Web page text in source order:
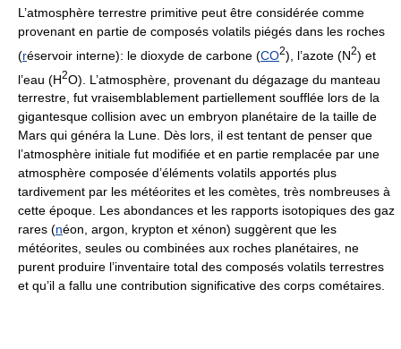
L’atmosphère terrestre primitive peut être considérée comme
provenant en partie de composés volatils piégés dans les roches
(réservoir interne): le dioxyde de carbone (CO2), l’azote (N2) et
l’eau (H2O). L’atmosphère, provenant du dégazage du manteau
terrestre, fut vraisemblablement partiellement soufflée lors de la
gigantesque collision avec un embryon planétaire de la taille de
Mars qui généra la Lune. Dès lors, il est tentant de penser que
l’atmosphère initiale fut modifiée et en partie remplacée par une
atmosphère composée d’éléments volatils apportés plus
tardivement par les météorites et les comètes, très nombreuses à
cette époque. Les abondances et les rapports isotopiques des gaz
rares (néon, argon, krypton et xénon) suggèrent que les
météorites, seules ou combinées aux roches planétaires, ne
purent produire l’inventaire total des composés volatils terrestres
et qu’il a fallu une contribution significative des corps cométaires.